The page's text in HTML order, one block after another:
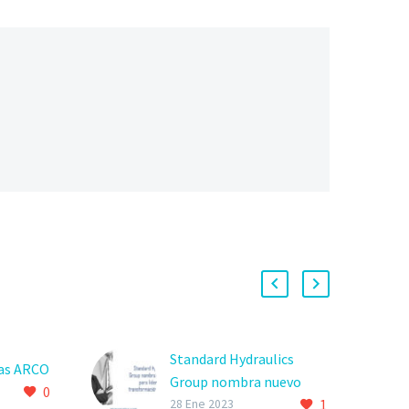
ARCO
0
Standard Hydraulics
Group nombra nuevo
CEO para capitanear el 1
28 Ene 2023